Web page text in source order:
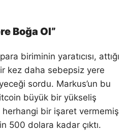
Boğa Ol”
biriminin yaratıcısı, attığı
kez daha sebepsiz yere
sordu. Markus’un bu
büyük bir yükseliş
bir işaret vermemiş
500 dolara kadar çıktı.